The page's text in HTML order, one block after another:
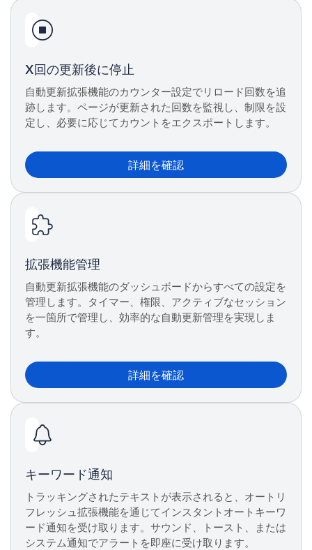
X回の更新後に停止
自動更新拡張機能のカウンター設定でリロード回数を追
跡します。ページが更新された回数を監視し、制限を設
定し、必要に応じてカウントをエクスポートします。
詳細を確認
拡張機能管理
自動更新拡張機能のダッシュボードからすべての設定を
管理します。タイマー、権限、アクティブなセッション
を一箇所で管理し、効率的な自動更新管理を実現しま
す。
詳細を確認
キーワード通知
トラッキングされたテキストが表示されると、オートリ
フレッシュ拡張機能を通じてインスタントオートキーワ
ード通知を受け取ります。サウンド、トースト、または
システム通知でアラートを即座に受け取ります。